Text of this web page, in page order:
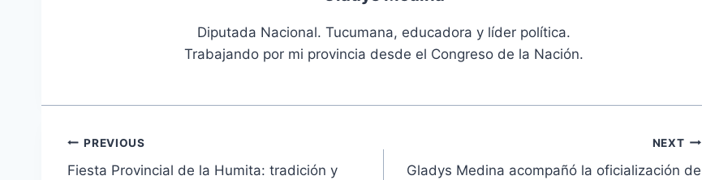
Diputada Nacional. Tucumana, educadora y líder política.
Trabajando por mi provincia desde el Congreso de la Nación.
Navegación
PREVIOUS
Fiesta Provincial de la Humita: tradición y
NEXT
Gladys Medina acompañó la oficialización de